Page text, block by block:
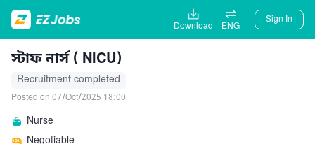
Download ENG
Sign In
স্টাফ নার্স ( NICU)
Recruitment completed
Posted on 07/Oct/2025 18:00
Nurse
Negotiable